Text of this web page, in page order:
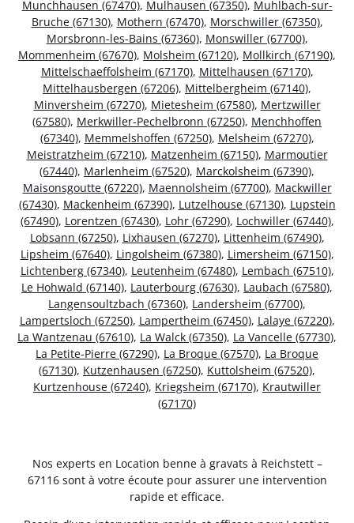
Munchhausen (67470), Mulhausen (67350), Muhlbach-sur-
Bruche (67130), Mothern (67470), Morschwiller (67350),
Morsbronn-les-Bains (67360), Monswiller (67700),
Mommenheim (67670), Molsheim (67120), Mollkirch (67190),
Mittelschaeffolsheim (67170), Mittelhausen (67170),
Mittelhausbergen (67206), Mittelbergheim (67140),
Minversheim (67270), Mietesheim (67580), Mertzwiller
(67580), Merkwiller-Pechelbronn (67250), Menchhoffen
(67340), Memmelshoffen (67250), Melsheim (67270),
Meistratzheim (67210), Matzenheim (67150), Marmoutier
(67440), Marlenheim (67520), Marckolsheim (67390),
Maisonsgoutte (67220), Maennolsheim (67700), Mackwiller
(67430), Mackenheim (67390), Lutzelhouse (67130), Lupstein
(67490), Lorentzen (67430), Lohr (67290), Lochwiller (67440),
Lobsann (67250), Lixhausen (67270), Littenheim (67490),
Lipsheim (67640), Lingolsheim (67380), Limersheim (67150),
Lichtenberg (67340), Leutenheim (67480), Lembach (67510),
Le Hohwald (67140), Lauterbourg (67630), Laubach (67580),
Langensoultzbach (67360), Landersheim (67700),
Lampertsloch (67250), Lampertheim (67450), Lalaye (67220),
La Wantzenau (67610), La Walck (67350), La Vancelle (67730),
La Petite-Pierre (67290), La Broque (67570), La Broque
(67130), Kutzenhausen (67250), Kuttolsheim (67520),
Kurtzenhouse (67240), Kriegsheim (67170), Krautwiller
(67170)
Nos experts en Location benne à gravats à Reichstett –
67116 sont à votre écoute pour assurer une intervention
rapide et efficace.